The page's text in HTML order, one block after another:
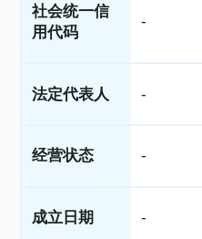
社会统一信
用代码
-
法定代表人 -
经营状态 -
成立日期 -